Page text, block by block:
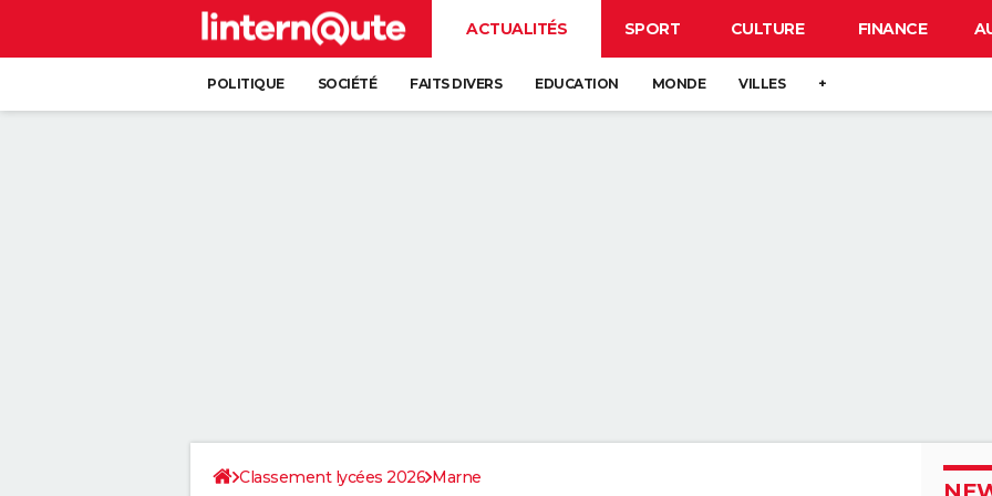
ACTUALITÉS SPORT CULTURE FINANCE
POLITIQUE SOCIÉTÉ FAITS DIVERS EDUCATION MONDE VILLES +
Classement lycées 2026 Marne